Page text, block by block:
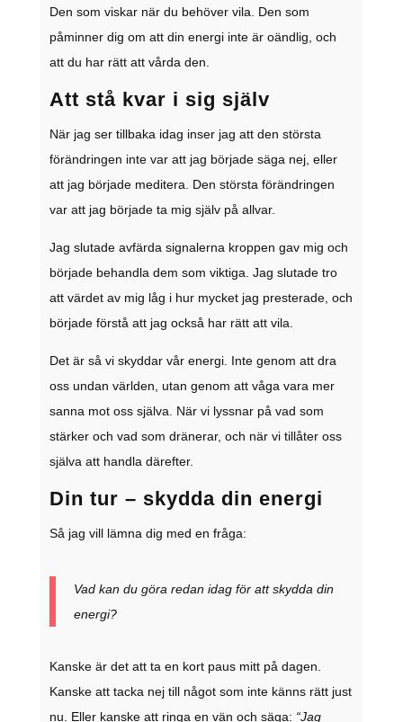
Den som viskar när du behöver vila. Den som
påminner dig om att din energi inte är oändlig, och
att du har rätt att vårda den.
Att stå kvar i sig själv
När jag ser tillbaka idag inser jag att den största
förändringen inte var att jag började säga nej, eller
att jag började meditera. Den största förändringen
var att jag började ta mig själv på allvar.
Jag slutade avfärda signalerna kroppen gav mig och
började behandla dem som viktiga. Jag slutade tro
att värdet av mig låg i hur mycket jag presterade, och
började förstå att jag också har rätt att vila.
Det är så vi skyddar vår energi. Inte genom att dra
oss undan världen, utan genom att våga vara mer
sanna mot oss själva. När vi lyssnar på vad som
stärker och vad som dränerar, och när vi tillåter oss
själva att handla därefter.
Din tur – skydda din energi
Så jag vill lämna dig med en fråga:
Vad kan du göra redan idag för att skydda din
energi?
Kanske är det att ta en kort paus mitt på dagen.
Kanske att tacka nej till något som inte känns rätt just
nu. Eller kanske att ringa en vän och säga: “Jag